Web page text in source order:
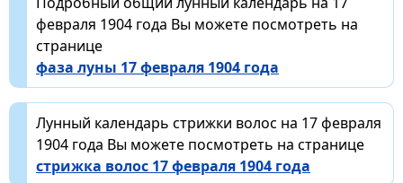
февраля 1904 года Вы можете посмотреть на
странице
фаза луны 17 февраля 1904 года
Лунный календарь стрижки волос на 17 февраля
1904 года Вы можете посмотреть на странице
стрижка волос 17 февраля 1904 года